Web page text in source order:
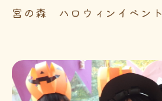
宮の森 ハロウィンイベント